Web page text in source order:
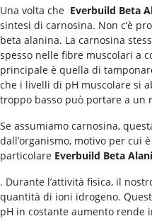
Una volta che Everbuild Beta
sintesi di carnosina. Non c’è
beta alanina. La carnosina
spesso nelle fibre muscolari a
principale è quella di
che i livelli di pH muscolare si
troppo basso può portare a un
Se assumiamo carnosina,
dall’organismo, motivo per cui
particolare Everbuild Beta
. Durante l’attività fisica, il
quantità di ioni idrogeno.
pH in costante aumento